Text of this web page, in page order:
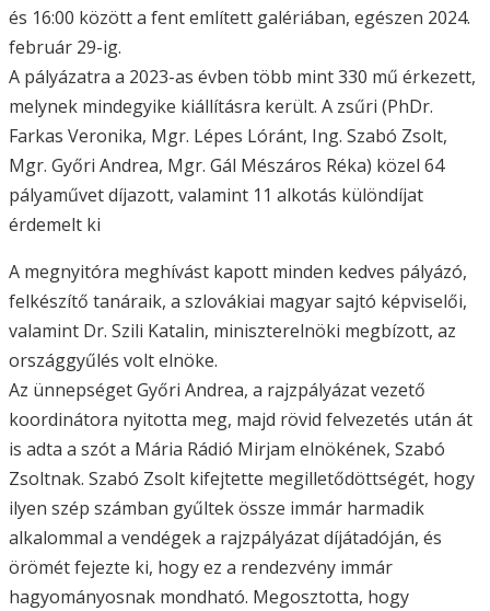
és 16:00 között a fent említett galériában, egészen 2024.
február 29-ig.
A pályázatra a 2023-as évben több mint 330 mű érkezett,
melynek mindegyike kiállításra került. A zsűri (PhDr.
Farkas Veronika, Mgr. Lépes Lóránt, Ing. Szabó Zsolt,
Mgr. Győri Andrea, Mgr. Gál Mészáros Réka) közel 64
pályaművet díjazott, valamint 11 alkotás különdíjat
érdemelt ki
A megnyitóra meghívást kapott minden kedves pályázó,
felkészítő tanáraik, a szlovákiai magyar sajtó képviselői,
valamint Dr. Szili Katalin, miniszterelnöki megbízott, az
országgyűlés volt elnöke.
Az ünnepséget Győri Andrea, a rajzpályázat vezető
koordinátora nyitotta meg, majd rövid felvezetés után át
is adta a szót a Mária Rádió Mirjam elnökének, Szabó
Zsoltnak. Szabó Zsolt kifejtette megilletődöttségét, hogy
ilyen szép számban gyűltek össze immár harmadik
alkalommal a vendégek a rajzpályázat díjátadóján, és
örömét fejezte ki, hogy ez a rendezvény immár
hagyományosnak mondható. Megosztotta, hogy